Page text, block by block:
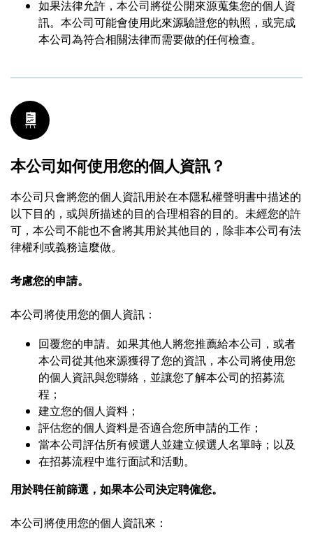
如果法律允許，本公司將從公開來源蒐集您的個人資
訊。本公司可能會使用此來源驗證您的執照，或完成
本公司為符合相關法律而需要做的任何檢查。
本公司如何使用您的個人資訊？
本公司只會將您的個人資訊用於在本隱私權聲明書中描述的
以下目的，或與所描述的目的合理相容的目的。未經您的許
可，本公司不能也不會將其用於其他目的，除非本公司有法
律權利或義務這麼做。
考慮您的申請。
本公司將使用您的個人資訊：
回覆您的申請。如果其他人將您推薦給本公司，或者
本公司從其他來源獲得了您的資訊，本公司將使用您
的個人資訊與您聯絡，並讓您了解本公司的招募流
程；
建立您的個人資料；
評估您的個人資料是否適合您所申請的工作；
當本公司評估所有候選人並建立候選人名單時；以及
在招募流程中進行面試和活動。
用於聘任前篩選，如果本公司決定聘僱您。
本公司將使用您的個人資訊來：